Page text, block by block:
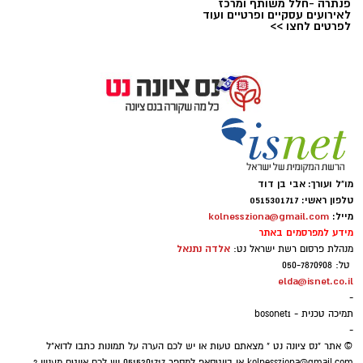
אבי בן דוד + צ'אט גפט
סקר חדשות 13: האופוזיציה שומרת על רוב כללי,
גוש המפלגות היהודיות נחלש
נתוני הסקר העדכני מעידים כי נפילת מפלגת
"בית ציוני" אל מתחת לאחוז החסימה - שוחקת
והצטרפות יואב סגלוביץ' לרע"מ ועבאס, עשויים
פנתרה -חלל משותף ומרכז
לאירועים עסקיים ופרטיים ועוד
לפרטים לחצו >>
מו"ל ועורך: אבי בן דוד
טלפון ראשי: 0515301717
מייל: kolnessziona@gmail.com
מידע למפרסמים באתר
מנהלת פרסום רשת ישראל נט: אלדה נתנאל
טל: 050-7870908
elda@isnet.co.il
-
תמיכה טכנית - bosonet1
-
© אתר "נס ציונה נט " מצאתם טעות או יש לכם הערה על תמונות כתבו לדוא"ל